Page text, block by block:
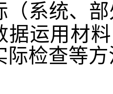
（系统、
据运用材
际检查等